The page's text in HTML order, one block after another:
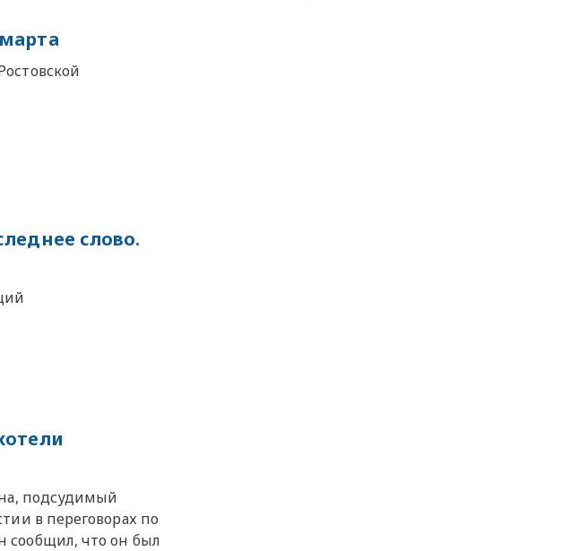
слово.
подсудимый
в переговорах по
сообщил, что он был